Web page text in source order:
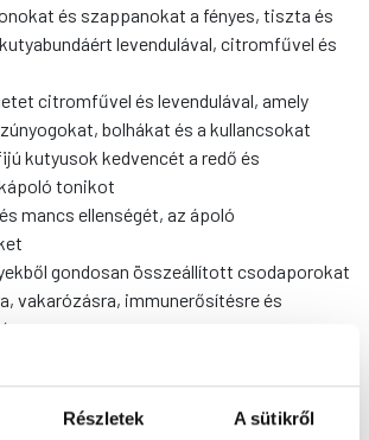
Részletek A sütikről
és szappanokat a fényes, tiszta és
levendulával, citromfűvel és
citromfűvel és levendulával, amely
bolhákat és a kullancsokat
kutyusok kedvencét a redő és
tonikot
mancs ellenségét, az ápoló
gondosan összeállított csodaporokat
vakarózásra, immunerősítésre és
csodáit!